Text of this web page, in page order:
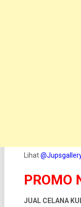
Lihat
PROMO
JUAL CELANA